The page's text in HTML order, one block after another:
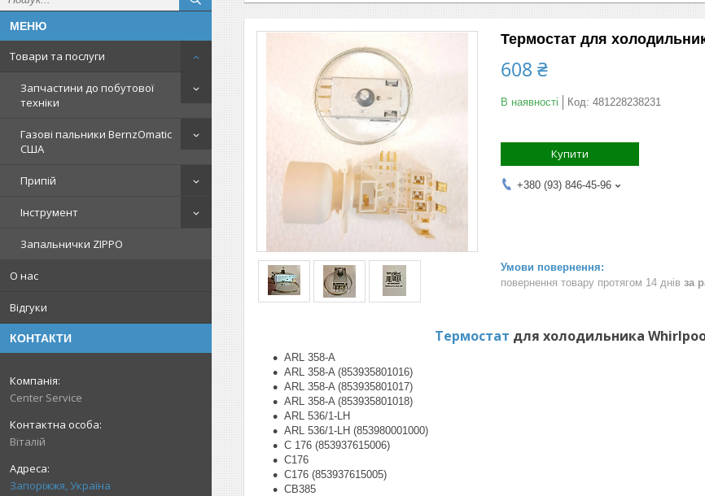
Товари та послуги
Запчастини до побутової
техніки
Газові пальники BernzOmatic
США
Припій
Інструмент
Запальнички ZIPPO
О нас
Відгуки
КОНТАКТИ
Center Service
Віталій
Запоріжжя, Україна
Термостат для
608 ₴
В наявності Код: 481228238231
Купити
+380 (93) 846-45-96
повернення товару протягом 14 днів за
Термостат для холодильника
ARL 358-A
ARL 358-A (853935801016)
ARL 358-A (853935801017)
ARL 358-A (853935801018)
ARL 536/1-LH
ARL 536/1-LH (853980001000)
C 176 (853937615006)
C176
C176 (853937615005)
CB385